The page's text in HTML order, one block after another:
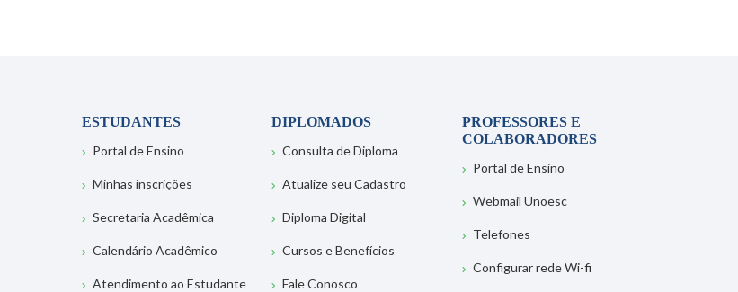
ESTUDANTES
Portal de Ensino
Minhas inscrições
Secretaria Acadêmica
Calendário Acadêmico
Atendimento ao Estudante
DIPLOMADOS
Consulta de Diploma
Atualize seu Cadastro
Diploma Digital
Cursos e Benefícios
Fale Conosco
PROFESSORES E
COLABORADORES
Portal de Ensino
Webmail Unoesc
Telefones
Configurar rede Wi-fi